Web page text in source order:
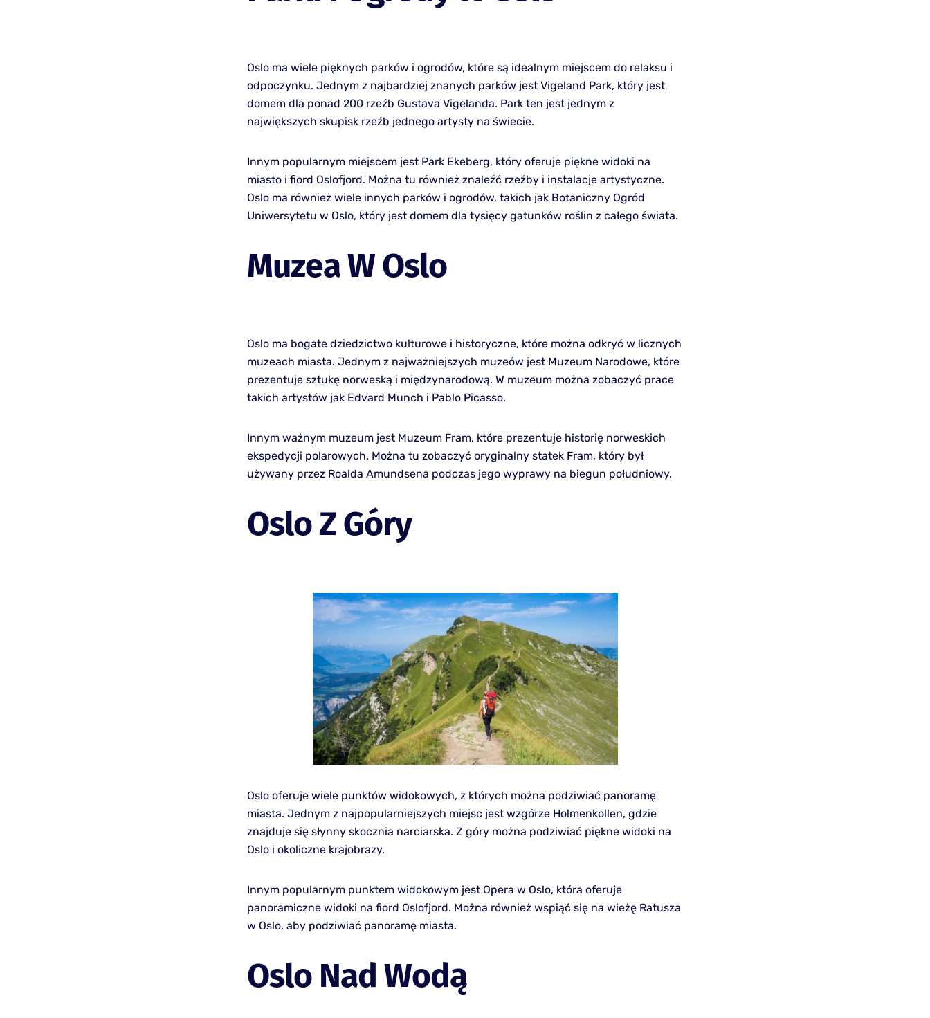
Oslo ma wiele pięknych parków i ogrodów, które są idealnym miejscem do relaksu i
odpoczynku. Jednym z najbardziej znanych parków jest Vigeland Park, który jest
domem dla ponad 200 rzeźb Gustava Vigelanda. Park ten jest jednym z
największych skupisk rzeźb jednego artysty na świecie.
Innym popularnym miejscem jest Park Ekeberg, który oferuje piękne widoki na
miasto i fiord Oslofjord. Można tu również znaleźć rzeźby i instalacje artystyczne.
Oslo ma również wiele innych parków i ogrodów, takich jak Botaniczny Ogród
Uniwersytetu w Oslo, który jest domem dla tysięcy gatunków roślin z całego świata.
Muzea W Oslo
Oslo ma bogate dziedzictwo kulturowe i historyczne, które można odkryć w licznych
muzeach miasta. Jednym z najważniejszych muzeów jest Muzeum Narodowe, które
prezentuje sztukę norweską i międzynarodową. W muzeum można zobaczyć prace
takich artystów jak Edvard Munch i Pablo Picasso.
Innym ważnym muzeum jest Muzeum Fram, które prezentuje historię norweskich
ekspedycji polarowych. Można tu zobaczyć oryginalny statek Fram, który był
używany przez Roalda Amundsena podczas jego wyprawy na biegun południowy.
Oslo Z Góry
Oslo oferuje wiele punktów widokowych, z których można podziwiać panoramę
miasta. Jednym z najpopularniejszych miejsc jest wzgórze Holmenkollen, gdzie
znajduje się słynny skocznia narciarska. Z góry można podziwiać piękne widoki na
Oslo i okoliczne krajobrazy.
Innym popularnym punktem widokowym jest Opera w Oslo, która oferuje
panoramiczne widoki na fiord Oslofjord. Można również wspiąć się na wieżę Ratusza
w Oslo, aby podziwiać panoramę miasta.
Oslo Nad Wodą